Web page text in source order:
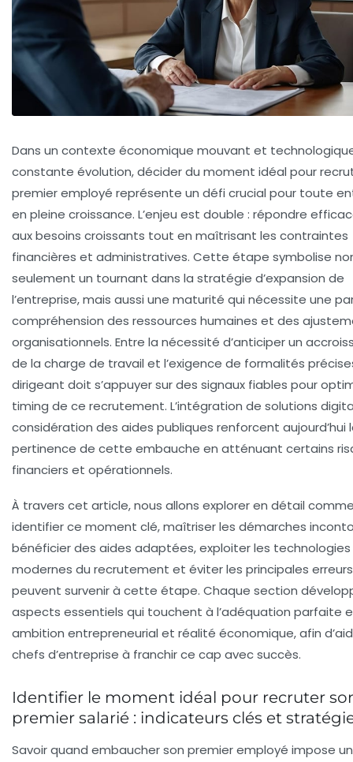
Dans un contexte économique mouvant et
constante évolution, décider du moment idéal pour
premier employé représente un défi crucial pour toute
en pleine croissance. L’enjeu est double : répondre
aux besoins croissants tout en maîtrisant les contraintes
financières et administratives. Cette étape symbolise
seulement un tournant dans la stratégie d’expansion de
l’entreprise, mais aussi une maturité qui nécessite une
compréhension des ressources humaines et des
organisationnels. Entre la nécessité d’anticiper un
de la charge de travail et l’exigence de formalités
dirigeant doit s’appuyer sur des signaux fiables pour
timing de ce recrutement. L’intégration de solutions
considération des aides publiques renforcent aujourd’hui
pertinence de cette embauche en atténuant certains
financiers et opérationnels.
À travers cet article, nous allons explorer en détail
identifier ce moment clé, maîtriser les démarches
bénéficier des aides adaptées, exploiter les technologies
modernes du recrutement et éviter les principales
peuvent survenir à cette étape. Chaque section
aspects essentiels qui touchent à l’adéquation parfaite
ambition entrepreneurial et réalité économique, afin
chefs d’entreprise à franchir ce cap avec succès.
Identifier le moment idéal pour recruter
premier salarié : indicateurs clés et
Savoir quand embaucher son premier employé impose